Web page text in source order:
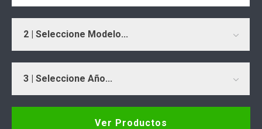
2 | Seleccione Modelo...
3 | Seleccione Año...
Ver Productos